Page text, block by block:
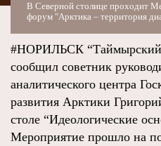
В Северной столице проходит
форум "Арктика – территория
#НОРИЛЬСК “Таймырский
сообщил советник
аналитического центра
развития Арктики
столе “Идеологические
Мероприятие прошло на